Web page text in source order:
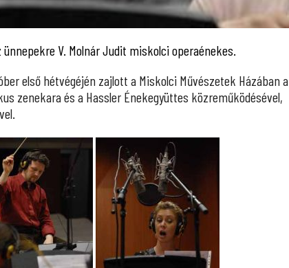
ünnepekre V. Molnár Judit miskolci operaénekes.
első hétvégéjén zajlott a Miskolci Művészetek Házában a
zenekara és a Hassler Énekegyüttes közreműködésével,